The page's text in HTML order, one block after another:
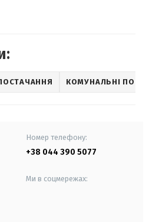
КОМУНАЛЬНІ
Номер телефону:
+38 044 390 5077
Ми в соцмережах: